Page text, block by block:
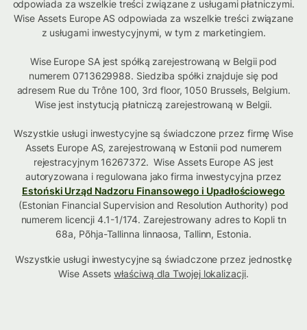
odpowiada za wszelkie treści związane z usługami płatniczymi.
Wise Assets Europe AS odpowiada za wszelkie treści związane
z usługami inwestycyjnymi, w tym z marketingiem.
Wise Europe SA jest spółką zarejestrowaną w Belgii pod
numerem 0713629988. Siedziba spółki znajduje się pod
adresem Rue du Trône 100, 3rd floor, 1050 Brussels, Belgium.
Wise jest instytucją płatniczą zarejestrowaną w Belgii.
Wszystkie usługi inwestycyjne są świadczone przez firmę Wise
Assets Europe AS, zarejestrowaną w Estonii pod numerem
rejestracyjnym 16267372. Wise Assets Europe AS jest
autoryzowana i regulowana jako firma inwestycyjna przez
Estoński Urząd Nadzoru Finansowego i Upadłościowego
(Estonian Financial Supervision and Resolution Authority) pod
numerem licencji 4.1-1/174. Zarejestrowany adres to Kopli tn
68a, Põhja-Tallinna linnaosa, Tallinn, Estonia.
Wszystkie usługi inwestycyjne są świadczone przez jednostkę
Wise Assetswłaściwą dla Twojej lokalizacji.